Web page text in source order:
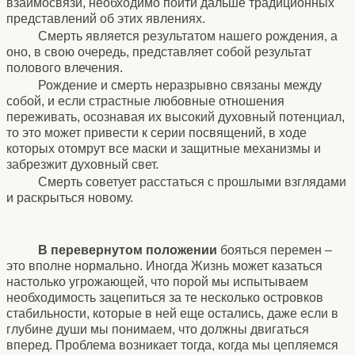
взаимосвязи, необходимо пойти дальше традиционных
представлений об этих явлениях.
Смерть является результатом нашего рождения, а
оно, в свою очередь, представляет собой результат
полового влечения.
Рождение и смерть неразрывно связаны между
собой, и если страстные любовные отношения
переживать, осознавая их высокий духовный потенциал,
то это может привести к серии посвящений, в ходе
которых отомрут все маски и защитные механизмы и
забрезжит духовный свет.
Смерть советует расстаться с прошлыми взглядами
и раскрыться новому.
В перевернутом положении бояться перемен –
это вполне нормально. Иногда Жизнь может казаться
настолько угрожающей, что порой мы испытываем
необходимость зацепиться за те несколько островков
стабильности, которые в ней еще остались, даже если в
глубине души мы понимаем, что должны двигаться
вперед. Проблема возникает тогда, когда мы цепляемся